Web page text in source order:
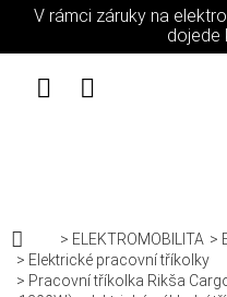
Přejít na obsah
V rámci záruky na
dojede
Domů
ELEKTROMOBILITA
Elektrické pracovní tříkolky
Pracovní tříkolka Rikša